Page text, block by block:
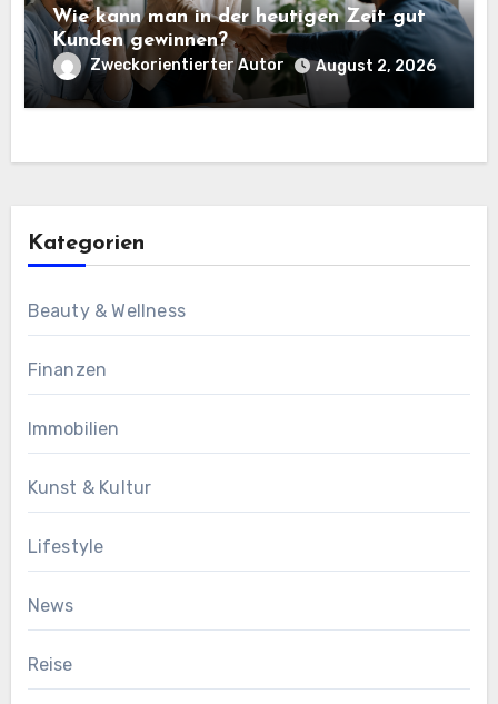
Wie kann man in der heutigen Zeit gut
Kunden gewinnen?
Zweckorientierter Autor August 2, 2026
Kategorien
Beauty & Wellness
Finanzen
Immobilien
Kunst & Kultur
Lifestyle
News
Reise